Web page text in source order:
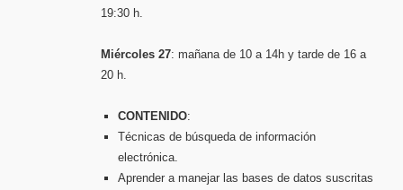
19:30 h.
Miércoles 27: mañana de 10 a 14h y tarde de 16 a
20 h.
CONTENIDO:
Técnicas de búsqueda de información
electrónica.
Aprender a manejar las bases de datos suscritas